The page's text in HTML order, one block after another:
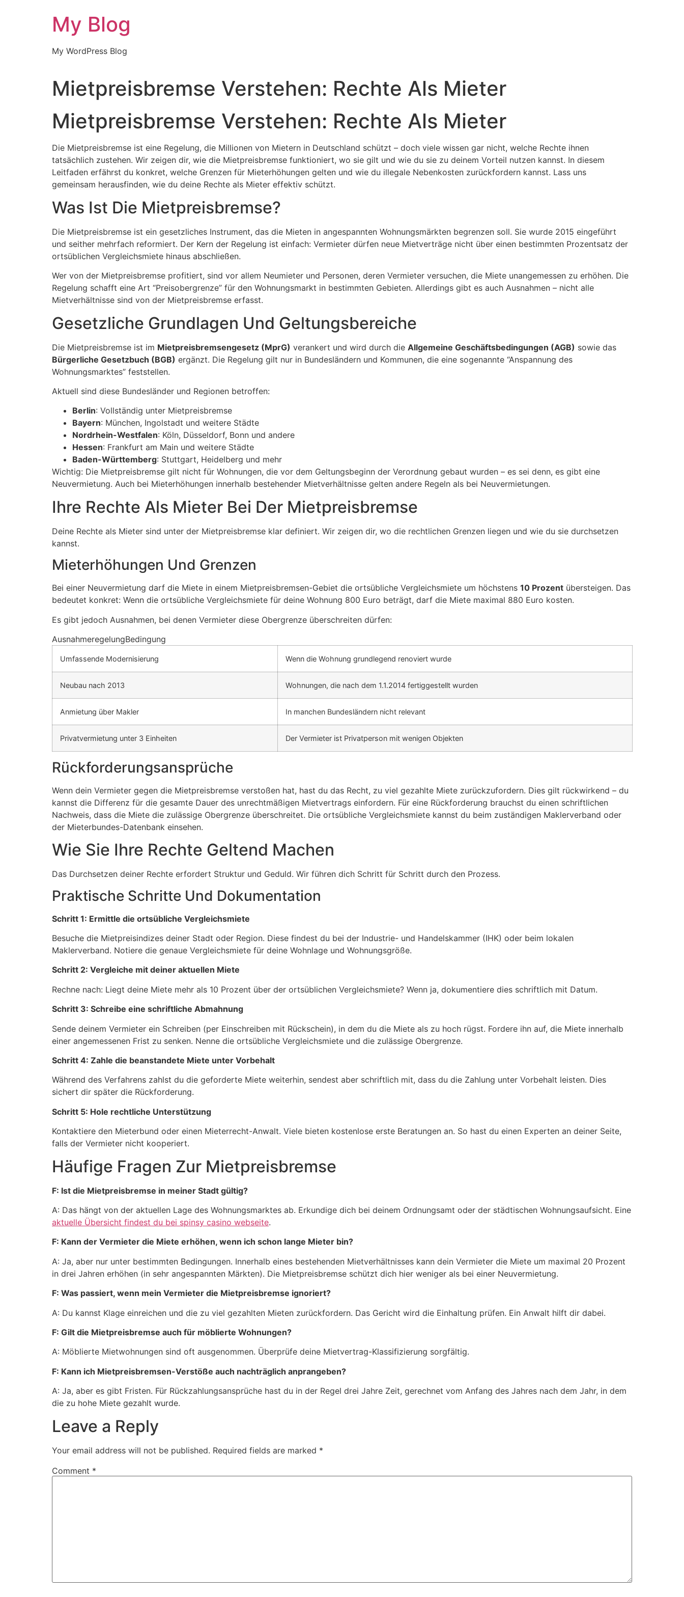
My Blog
My WordPress Blog
Mietpreisbremse Verstehen: Rechte Als Mieter
Mietpreisbremse Verstehen: Rechte Als Mieter
Die Mietpreisbremse ist eine Regelung, die Millionen von Mietern in Deutschland schützt – doch viele wissen gar nicht, welche Rechte ihnen
tatsächlich zustehen. Wir zeigen dir, wie die Mietpreisbremse funktioniert, wo sie gilt und wie du sie zu deinem Vorteil nutzen kannst. In diesem
Leitfaden erfährst du konkret, welche Grenzen für Mieterhöhungen gelten und wie du illegale Nebenkosten zurückfordern kannst. Lass uns
gemeinsam herausfinden, wie du deine Rechte als Mieter effektiv schützt.
Was Ist Die Mietpreisbremse?
Die Mietpreisbremse ist ein gesetzliches Instrument, das die Mieten in angespannten Wohnungsmärkten begrenzen soll. Sie wurde 2015 eingeführt
und seither mehrfach reformiert. Der Kern der Regelung ist einfach: Vermieter dürfen neue Mietverträge nicht über einen bestimmten Prozentsatz der
ortsüblichen Vergleichsmiete hinaus abschließen.
Wer von der Mietpreisbremse profitiert, sind vor allem Neumieter und Personen, deren Vermieter versuchen, die Miete unangemessen zu erhöhen. Die
Regelung schafft eine Art “Preisobergrenze” für den Wohnungsmarkt in bestimmten Gebieten. Allerdings gibt es auch Ausnahmen – nicht alle
Mietverhältnisse sind von der Mietpreisbremse erfasst.
Gesetzliche Grundlagen Und Geltungsbereiche
Die Mietpreisbremse ist im Mietpreisbremsengesetz (MprG) verankert und wird durch die Allgemeine Geschäftsbedingungen (AGB) sowie das
Bürgerliche Gesetzbuch (BGB) ergänzt. Die Regelung gilt nur in Bundesländern und Kommunen, die eine sogenannte “Anspannung des
Wohnungsmarktes” feststellen.
Aktuell sind diese Bundesländer und Regionen betroffen:
Berlin: Vollständig unter Mietpreisbremse
Bayern: München, Ingolstadt und weitere Städte
Nordrhein-Westfalen: Köln, Düsseldorf, Bonn und andere
Hessen: Frankfurt am Main und weitere Städte
Baden-Württemberg: Stuttgart, Heidelberg und mehr
Wichtig: Die Mietpreisbremse gilt nicht für Wohnungen, die vor dem Geltungsbeginn der Verordnung gebaut wurden – es sei denn, es gibt eine
Neuvermietung. Auch bei Mieterhöhungen innerhalb bestehender Mietverhältnisse gelten andere Regeln als bei Neuvermietungen.
Ihre Rechte Als Mieter Bei Der Mietpreisbremse
Deine Rechte als Mieter sind unter der Mietpreisbremse klar definiert. Wir zeigen dir, wo die rechtlichen Grenzen liegen und wie du sie durchsetzen
kannst.
Mieterhöhungen Und Grenzen
Bei einer Neuvermietung darf die Miete in einem Mietpreisbremsen-Gebiet die ortsübliche Vergleichsmiete um höchstens 10 Prozent übersteigen. Das
bedeutet konkret: Wenn die ortsübliche Vergleichsmiete für deine Wohnung 800 Euro beträgt, darf die Miete maximal 880 Euro kosten.
Es gibt jedoch Ausnahmen, bei denen Vermieter diese Obergrenze überschreiten dürfen:
AusnahmeregelungBedingung
Umfassende Modernisierung Wenn die Wohnung grundlegend renoviert wurde
Neubau nach 2013 Wohnungen, die nach dem 1.1.2014 fertiggestellt wurden
Anmietung über Makler In manchen Bundesländern nicht relevant
Privatvermietung unter 3 Einheiten Der Vermieter ist Privatperson mit wenigen Objekten
Rückforderungsansprüche
Wenn dein Vermieter gegen die Mietpreisbremse verstoßen hat, hast du das Recht, zu viel gezahlte Miete zurückzufordern. Dies gilt rückwirkend – du
kannst die Differenz für die gesamte Dauer des unrechtmäßigen Mietvertrags einfordern. Für eine Rückforderung brauchst du einen schriftlichen
Nachweis, dass die Miete die zulässige Obergrenze überschreitet. Die ortsübliche Vergleichsmiete kannst du beim zuständigen Maklerverband oder
der Mieterbundes-Datenbank einsehen.
Wie Sie Ihre Rechte Geltend Machen
Das Durchsetzen deiner Rechte erfordert Struktur und Geduld. Wir führen dich Schritt für Schritt durch den Prozess.
Praktische Schritte Und Dokumentation
Schritt 1: Ermittle die ortsübliche Vergleichsmiete
Besuche die Mietpreisindizes deiner Stadt oder Region. Diese findest du bei der Industrie- und Handelskammer (IHK) oder beim lokalen
Maklerverband. Notiere die genaue Vergleichsmiete für deine Wohnlage und Wohnungsgröße.
Schritt 2: Vergleiche mit deiner aktuellen Miete
Rechne nach: Liegt deine Miete mehr als 10 Prozent über der ortsüblichen Vergleichsmiete? Wenn ja, dokumentiere dies schriftlich mit Datum.
Schritt 3: Schreibe eine schriftliche Abmahnung
Sende deinem Vermieter ein Schreiben (per Einschreiben mit Rückschein), in dem du die Miete als zu hoch rügst. Fordere ihn auf, die Miete innerhalb
einer angemessenen Frist zu senken. Nenne die ortsübliche Vergleichsmiete und die zulässige Obergrenze.
Schritt 4: Zahle die beanstandete Miete unter Vorbehalt
Während des Verfahrens zahlst du die geforderte Miete weiterhin, sendest aber schriftlich mit, dass du die Zahlung unter Vorbehalt leisten. Dies
sichert dir später die Rückforderung.
Schritt 5: Hole rechtliche Unterstützung
Kontaktiere den Mieterbund oder einen Mieterrecht-Anwalt. Viele bieten kostenlose erste Beratungen an. So hast du einen Experten an deiner Seite,
falls der Vermieter nicht kooperiert.
Häufige Fragen Zur Mietpreisbremse
F: Ist die Mietpreisbremse in meiner Stadt gültig?
A: Das hängt von der aktuellen Lage des Wohnungsmarktes ab. Erkundige dich bei deinem Ordnungsamt oder der städtischen Wohnungsaufsicht. Eine
aktuelle Übersicht findest du bei spinsy casino webseite.
F: Kann der Vermieter die Miete erhöhen, wenn ich schon lange Mieter bin?
A: Ja, aber nur unter bestimmten Bedingungen. Innerhalb eines bestehenden Mietverhältnisses kann dein Vermieter die Miete um maximal 20 Prozent
in drei Jahren erhöhen (in sehr angespannten Märkten). Die Mietpreisbremse schützt dich hier weniger als bei einer Neuvermietung.
F: Was passiert, wenn mein Vermieter die Mietpreisbremse ignoriert?
A: Du kannst Klage einreichen und die zu viel gezahlten Mieten zurückfordern. Das Gericht wird die Einhaltung prüfen. Ein Anwalt hilft dir dabei.
F: Gilt die Mietpreisbremse auch für möblierte Wohnungen?
A: Möblierte Mietwohnungen sind oft ausgenommen. Überprüfe deine Mietvertrag-Klassifizierung sorgfältig.
F: Kann ich Mietpreisbremsen-Verstöße auch nachträglich anprangeben?
A: Ja, aber es gibt Fristen. Für Rückzahlungsansprüche hast du in der Regel drei Jahre Zeit, gerechnet vom Anfang des Jahres nach dem Jahr, in dem
die zu hohe Miete gezahlt wurde.
Leave a Reply
Your email address will not be published. Required fields are marked *
Comment *